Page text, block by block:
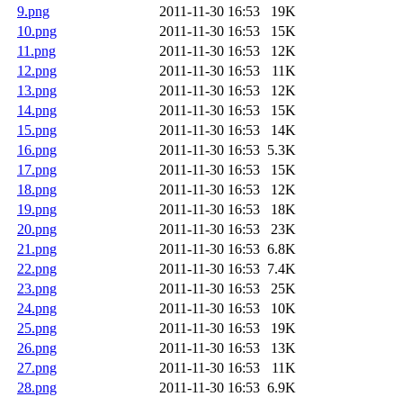
9.png
2011-11-30 16:53
19K
10.png
2011-11-30 16:53
15K
11.png
2011-11-30 16:53
12K
12.png
2011-11-30 16:53
11K
13.png
2011-11-30 16:53
12K
14.png
2011-11-30 16:53
15K
15.png
2011-11-30 16:53
14K
16.png
2011-11-30 16:53 5.3K
17.png
2011-11-30 16:53
15K
18.png
2011-11-30 16:53
12K
19.png
2011-11-30 16:53
18K
20.png
2011-11-30 16:53
23K
21.png
2011-11-30 16:53 6.8K
22.png
2011-11-30 16:53 7.4K
23.png
2011-11-30 16:53
25K
24.png
2011-11-30 16:53
10K
25.png
2011-11-30 16:53
19K
26.png
2011-11-30 16:53
13K
27.png
2011-11-30 16:53
11K
28.png
2011-11-30 16:53 6.9K